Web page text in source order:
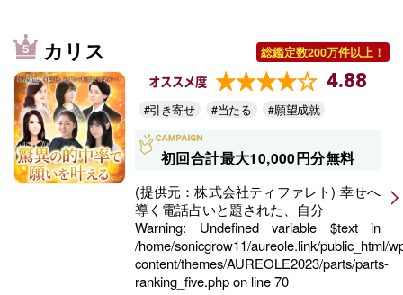
カリス 総鑑定数200万件以上！
オススメ度 4.88
#引き寄せ #当たる #願望成就
初回合計最大10,000円分無料
(提供元：株式会社ティファレト) 幸せへ
導く電話占いと題された、自分
Warning: Undefined variable $text in
/home/sonicgrow11/aureole.link/public_html/
content/themes/AUREOLE2023/parts/parts-
ranking_five.phpon line70